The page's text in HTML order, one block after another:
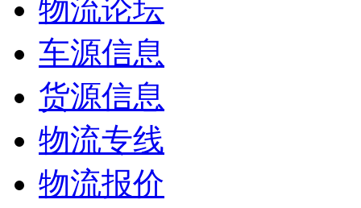
物流论坛
车源信息
货源信息
物流专线
物流报价